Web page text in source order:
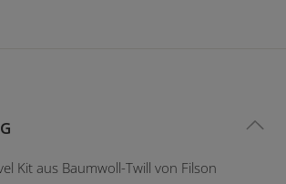
Kit aus Baumwoll-Twill von Filson